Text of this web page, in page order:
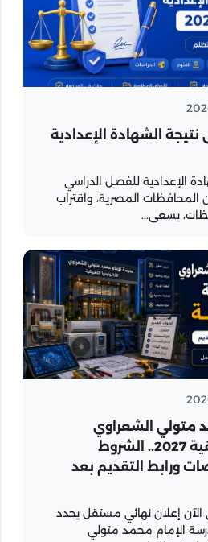
الشهادة الإعدادية
الإعدادية للفصل الدراسي
عدد من المحافظات المصرية، واقتراب
يسعى...
متولي الشعراوي
للتكنولوجيا التطبيقية 2027.. الشروط
ورابط التقديم بعد
إعلان نهائي مستقل يحدد
الإمام محمد متولي